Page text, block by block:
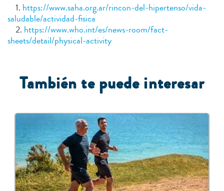
1. https://www.saha.org.ar/rincon-del-hipertenso/vida-
saludable/actividad-fisica
2. https://www.who.int/es/news-room/fact-
sheets/detail/physical-activity
También te puede interesar